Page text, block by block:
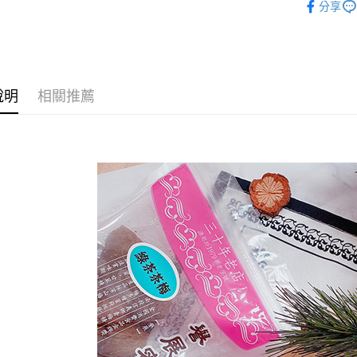
7-11取貨
每筆
付款後7-
每筆
宅配到家
每筆
澎湖金門
分享
明 相關推薦